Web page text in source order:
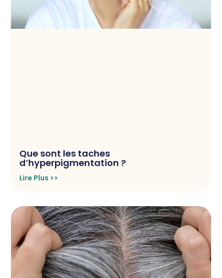
Que sont les taches
d’hyperpigmentation ?
Lire Plus >>